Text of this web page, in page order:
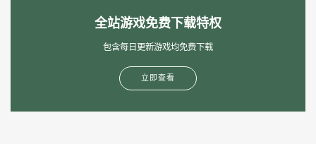
全站游戏免费下载特权
包含每日更新游戏均免费下载
立即查看